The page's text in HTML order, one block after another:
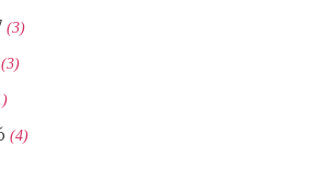
(3)
(3)
(4)